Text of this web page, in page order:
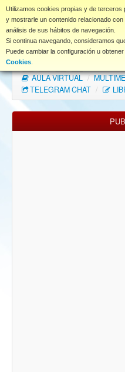
Utilizamos cookies propias y de
y mostrarle un contenido relacionado
análisis de sus hábitos de navegación.
Si continua navegando, consideramos
Puede cambiar la configuración u
Cookies
www.coet.es
Portal
Índice Foros
FAQ
NORMAS FORO
Descargas
AULA VIRTUAL /
TELEGRAM CHAT /